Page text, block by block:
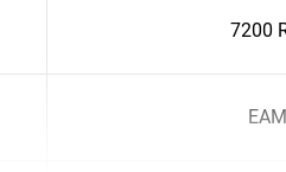
7200